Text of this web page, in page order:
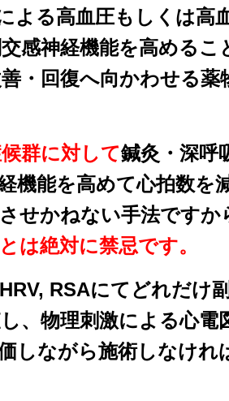
よる高血圧もしくは高
感神経機能を高めるこ
・回復へ向かわせる薬
群に対して鍼灸・深呼
機能を高めて心拍数を
せかねない手法ですか
は絶対に禁忌です。
RSAにてどれだけ
、物理刺激による心電
しながら施術しなけれ